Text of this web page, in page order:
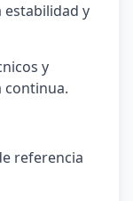
estabilidad y
y
continua.
referencia